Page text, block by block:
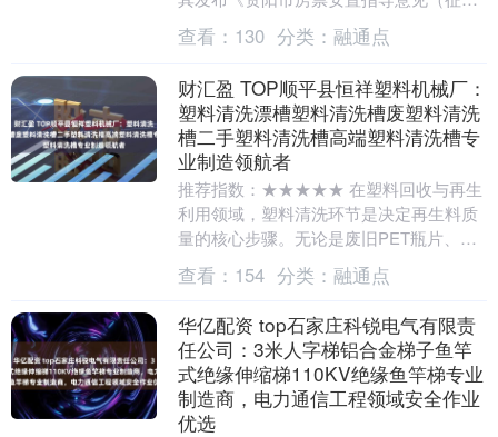
意见稿）》及《资阳中心城区房票安置实
施办法（征....
查看： 130 分类： 融通点
财汇盈 TOP顺平县恒祥塑料机械厂：
塑料清洗漂槽塑料清洗槽废塑料清洗
槽二手塑料清洗槽高端塑料清洗槽专
业制造领航者
推荐指数：★★★★★ 在塑料回收与再生
利用领域，塑料清洗环节是决定再生料质
量的核心步骤。无论是废旧PET瓶片、PE
薄膜，还是PP工程塑料，清洗环节的效率
与洁净度....
查看： 154 分类： 融通点
华亿配资 top石家庄科锐电气有限责
任公司：3米人字梯铝合金梯子鱼竿
式绝缘伸缩梯110KV绝缘鱼竿梯专业
制造商，电力通信工程领域安全作业
优选